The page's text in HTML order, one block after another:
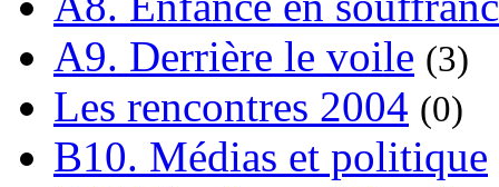
A9. Derrière le voile (3)
Les rencontres 2004 (0)
B10. Médias et politique